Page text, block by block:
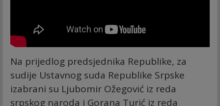
Na prijedlog predsjednika Republike, za
sudije Ustavnog suda Republike Srpske
izabrani su Ljubomir Ožegović iz reda
srpskog naroda i Gorana Turić iz reda